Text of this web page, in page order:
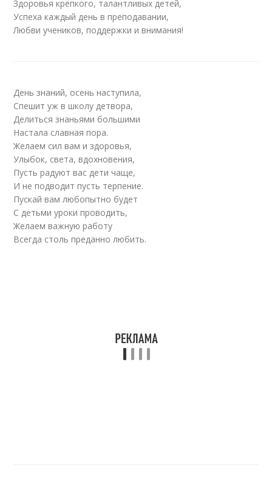
Здоровья крепкого, талантливых детей,
Успеха каждый день в преподавании,
Любви учеников, поддержки и внимания!
День знаний, осень наступила,
Спешит уж в школу детвора,
Делиться знаньями большими
Настала славная пора.
Желаем сил вам и здоровья,
Улыбок, света, вдохновения,
Пусть радуют вас дети чаще,
И не подводит пусть терпение.
Пускай вам любопытно будет
С детьми уроки проводить,
Желаем важную работу
Всегда столь преданно любить.